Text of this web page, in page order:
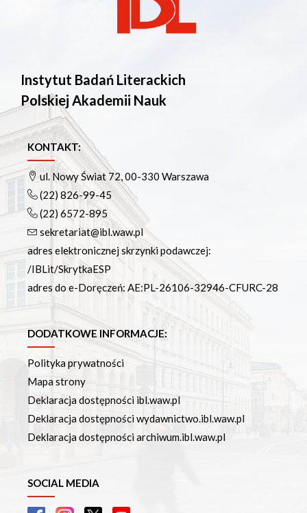
Instytut Badań Literackich
Polskiej Akademii Nauk
KONTAKT:
ul. Nowy Świat 72, 00-330 Warszawa
(22) 826-99-45
(22) 6572-895
sekretariat@ibl.waw.pl
adres elektronicznej skrzynki podawczej:
/IBLit/SkrytkaESP
adres do e-Doręczeń: AE:PL-26106-32946-CFURC-28
DODATKOWE INFORMACJE:
Polityka prywatności
Mapa strony
Deklaracja dostępności ibl.waw.pl
Deklaracja dostępności wydawnictwo.ibl.waw.pl
Deklaracja dostępności archiwum.ibl.waw.pl
SOCIAL MEDIA